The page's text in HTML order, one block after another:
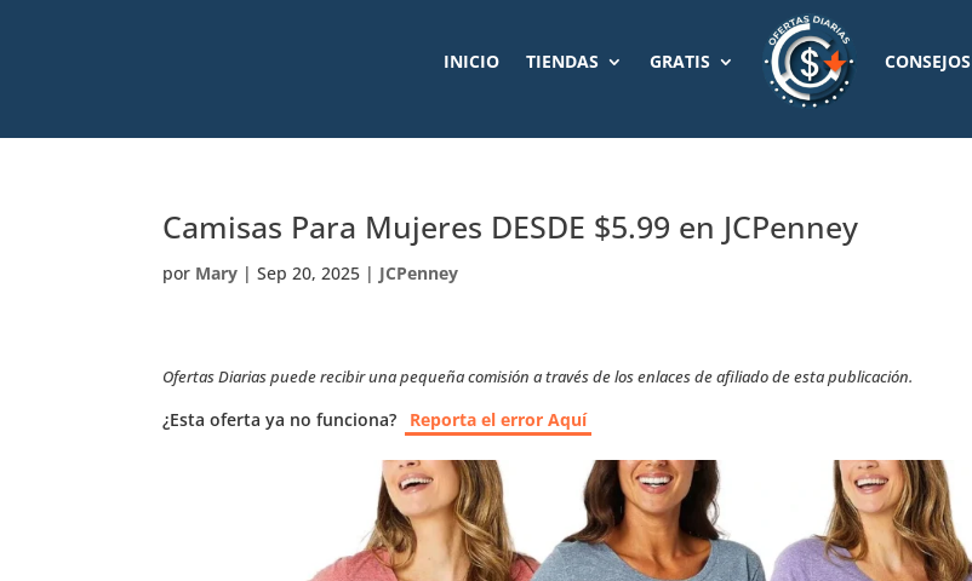
INICIO TIENDAS GRATIS CONSEJOS
Camisas Para Mujeres DESDE $5.99 en JCPenney
por Mary |Sep 20, 2025 | JCPenney
Ofertas Diarias puede recibir una pequeña comisión a través de los enlaces de afiliado de esta publicación.
¿Esta oferta ya no funciona? Reporta el error Aquí